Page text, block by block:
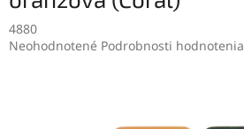
4880
Priemerné
Neohodnotené Podrobnosti hodnotenia